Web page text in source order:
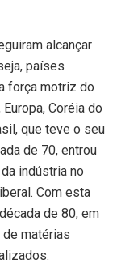
alcançar
países
força motriz do
Coréia do
que teve o seu
de 70, entrou
indústria no
Com esta
de 80, em
de matérias